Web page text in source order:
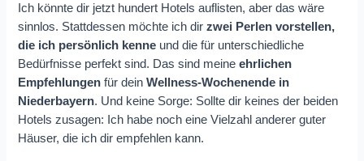
Ich könnte dir jetzt hundert Hotels auflisten, aber das wäre
sinnlos. Stattdessen möchte ich dirzwei Perlen vorstellen,
die ich persönlich kenne und die für unterschiedliche
Bedürfnisse perfekt sind. Das sind meineehrlichen
Empfehlungen für deinWellness-Wochenende in
Niederbayern. Und keine Sorge: Sollte dir keines der beiden
Hotels zusagen: Ich habe noch eine Vielzahl anderer guter
Häuser, die ich dir empfehlen kann.